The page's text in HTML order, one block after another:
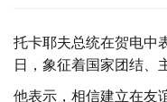
托卡耶夫总统在贺电中
日，象征着国家团结、
他表示，相信建立在友